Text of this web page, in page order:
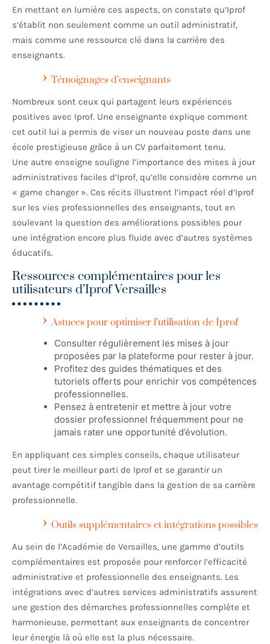
En mettant en lumière ces aspects, on constate qu’Iprof
s’établit non seulement comme un outil administratif,
mais comme une ressource clé dans la carrière des
enseignants.
Témoignages d’enseignants
Nombreux sont ceux qui partagent leurs expériences
positives avec Iprof. Une enseignante explique comment
cet outil lui a permis de viser un nouveau poste dans une
école prestigieuse grâce à un CV parfaitement tenu.
Une autre enseigne souligne l’importance des mises à jour
administratives faciles d’Iprof, qu’elle considère comme un
« game changer ». Ces récits illustrent l’impact réel d’Iprof
sur les vies professionnelles des enseignants, tout en
soulevant la question des améliorations possibles pour
une intégration encore plus fluide avec d’autres systèmes
éducatifs.
Ressources complémentaires pour les
utilisateurs d’Iprof Versailles
Astuces pour optimiser l’utilisation de Iprof
Consulter régulièrement les mises à jour
proposées par la plateforme pour rester à jour.
Profitez des guides thématiques et des
tutoriels offerts pour enrichir vos compétences
professionnelles.
Pensez à entretenir et mettre à jour votre
dossier professionnel fréquemment pour ne
jamais rater une opportunité d’évolution.
En appliquant ces simples conseils, chaque utilisateur
peut tirer le meilleur parti de Iprof et se garantir un
avantage compétitif tangible dans la gestion de sa carrière
professionnelle.
Outils supplémentaires et intégrations possibles
Au sein de l’Académie de Versailles, une gamme d’outils
complémentaires est proposée pour renforcer l’efficacité
administrative et professionnelle des enseignants. Les
intégrations avec d’autres services administratifs assurent
une gestion des démarches professionnelles complète et
harmonieuse, permettant aux enseignants de concentrer
leur énergie là où elle est la plus nécessaire.